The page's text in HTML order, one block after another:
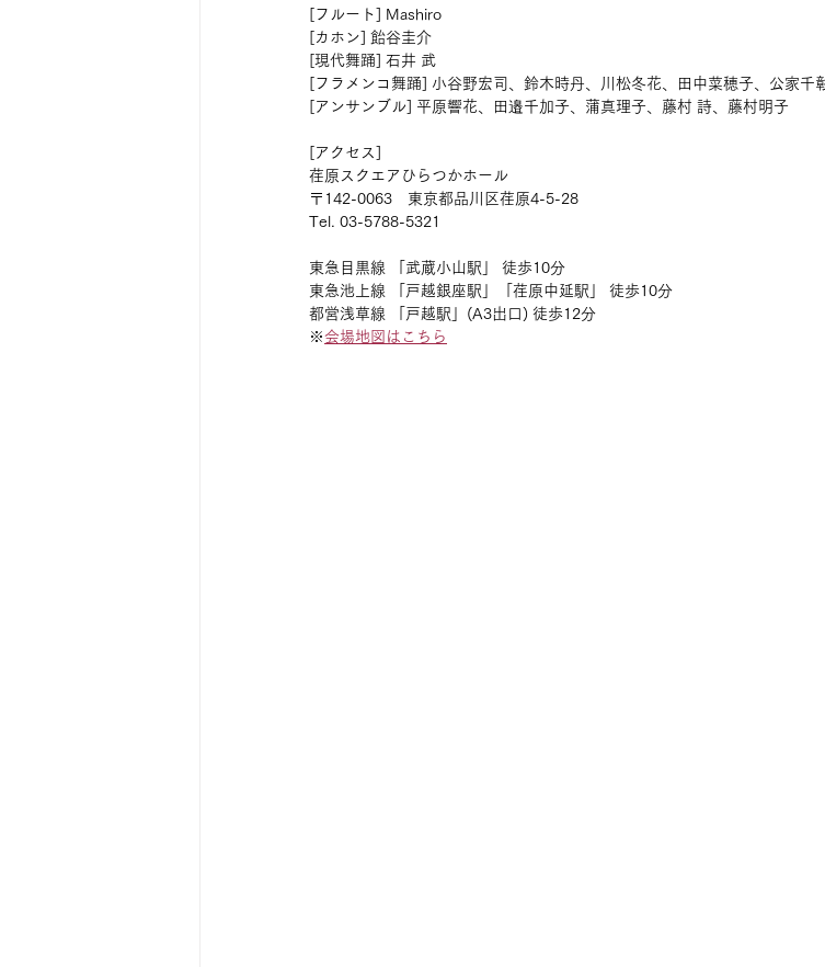
[フルート] Mashiro
[カホン] 飴谷圭介
[現代舞踊] 石井 武
[フラメンコ舞踊] 小谷野宏司、鈴木時丹、川松冬花、田中菜穂子、公家千
[アンサンブル] 平原響花、田邉千加子、蒲真理子、藤村 詩、藤村明子
[アクセス]
荏原スクエアひらつかホール
〒142-0063　東京都品川区荏原4-5-28
Tel. 03-5788-5321
東急目黒線 「武蔵小山駅」 徒歩10分
東急池上線 「戸越銀座駅」「荏原中延駅」 徒歩10分
都営浅草線 「戸越駅」(A3出口) 徒歩12分
※会場地図はこちら